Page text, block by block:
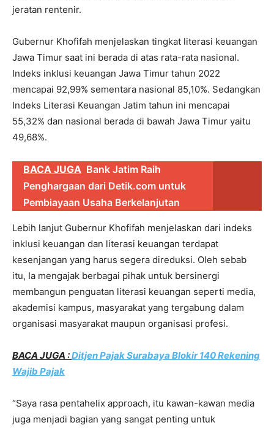
jeratan rentenir.
Gubernur Khofifah menjelaskan tingkat literasi keuangan
Jawa Timur saat ini berada di atas rata-rata nasional.
Indeks inklusi keuangan Jawa Timur tahun 2022
mencapai 92,99% sementara nasional 85,10%. Sedangkan
Indeks Literasi Keuangan Jatim tahun ini mencapai
55,32% dan nasional berada di bawah Jawa Timur yaitu
49,68%.
BACA JUGA Bank Jatim Raih
Penghargaan dari Detik.com untuk
Pembiayaan Usaha Berkelanjutan
Lebih lanjut Gubernur Khofifah menjelaskan dari indeks
inklusi keuangan dan literasi keuangan terdapat
kesenjangan yang harus segera direduksi. Oleh sebab
itu, Ia mengajak berbagai pihak untuk bersinergi
membangun penguatan literasi keuangan seperti media,
akademisi kampus, masyarakat yang tergabung dalam
organisasi masyarakat maupun organisasi profesi.
BACA JUGA :Ditjen Pajak Surabaya Blokir 140 Rekening
Wajib Pajak
“Saya rasa pentahelix approach, itu kawan-kawan media
juga menjadi bagian yang sangat penting untuk